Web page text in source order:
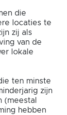
die
locaties te
zij als
van de
lokale
ten minste
zijn
(meestal
hebben